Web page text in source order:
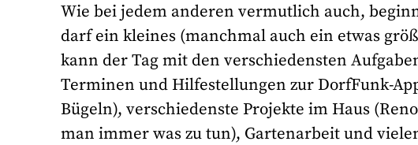
Wie bei jedem anderen vermutlich auch,
darf ein kleines (manchmal auch ein etwas
kann der Tag mit den verschiedensten
Terminen und Hilfestellungen zur DorfFunk-
Bügeln), verschiedenste Projekte im Haus
man immer was zu tun), Gartenarbeit und